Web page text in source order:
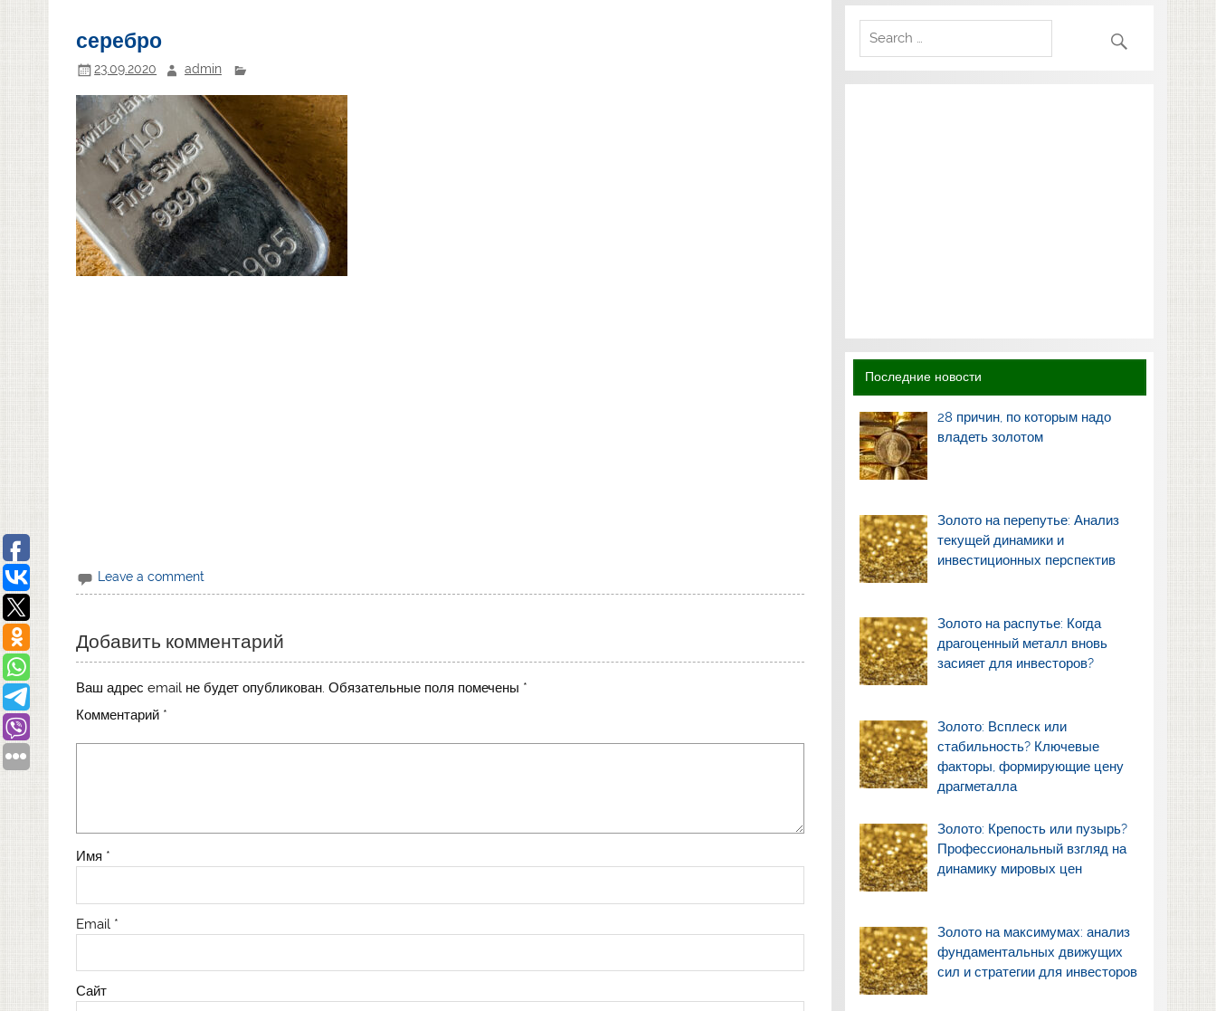
серебро
23.09.2020 admin
Leave a comment
Добавить комментарий
Ваш адрес email не будет опубликован. Обязательные поля помечены *
Комментарий *
Имя *
Email *
Сайт
Последние новости
28 причин, по которым надо
владеть золотом
Золото на перепутье: Анализ
текущей динамики и
инвестиционных перспектив
Золото на распутье: Когда
драгоценный металл вновь
засияет для инвесторов?
Золото: Всплеск или
стабильность? Ключевые
факторы, формирующие цену
драгметалла
Золото: Крепость или пузырь?
Профессиональный взгляд на
динамику мировых цен
Золото на максимумах: анализ
фундаментальных движущих
сил и стратегии для инвесторов